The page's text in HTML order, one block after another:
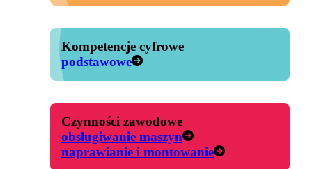
Kompetencje cyfrowe
podstawowe
Czynności zawodowe
obsługiwanie maszyn
naprawianie i montowanie